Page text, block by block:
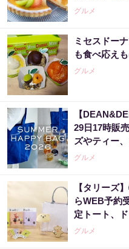
グルメ
ミセスドー
も食べ応え
グルメ
【
29日17時販
ズやティー
グルメ
【タリーズ
らWEB予約
定トート、
グルメ